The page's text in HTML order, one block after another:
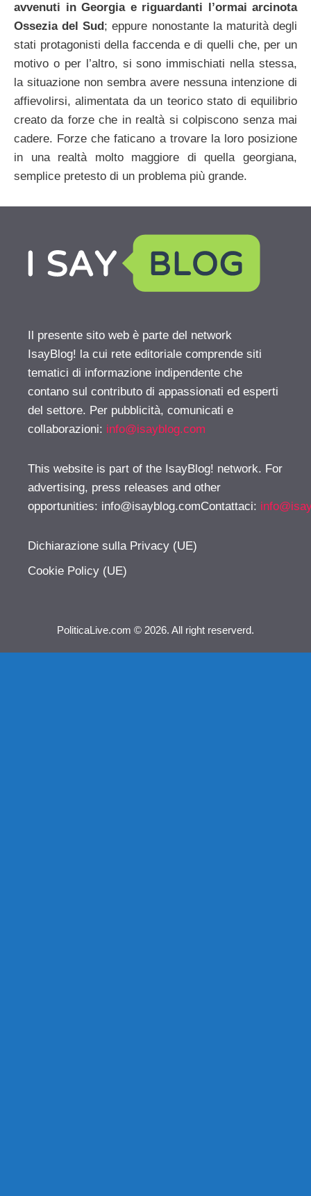
avvenuti in Georgia e riguardanti l’ormai arcinota
Ossezia del Sud; eppure nonostante la maturità degli
stati protagonisti della faccenda e di quelli che, per un
motivo o per l’altro, si sono immischiati nella stessa,
la situazione non sembra avere nessuna intenzione di
affievolirsi, alimentata da un teorico stato di equilibrio
creato da forze che in realtà si colpiscono senza mai
cadere. Forze che faticano a trovare la loro posizione
in una realtà molto maggiore di quella georgiana,
semplice pretesto di un problema più grande.
Il presente sito web è parte del network
IsayBlog! la cui rete editoriale comprende siti
tematici di informazione indipendente che
contano sul contributo di appassionati ed esperti
del settore. Per pubblicità, comunicati e
collaborazioni: info@isayblog.com
This website is part of the IsayBlog! network. For
advertising, press releases and other
opportunities: info@isayblog.comContattaci:
Dichiarazione sulla Privacy (UE)
Cookie Policy (UE)
PoliticaLive.com © 2026. All right reserverd.